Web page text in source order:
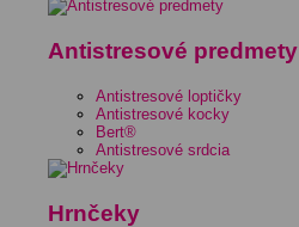
Antistresové predmety
Antistresové loptičky
Antistresové kocky
Bert®
Antistresové srdcia
Hrnčeky